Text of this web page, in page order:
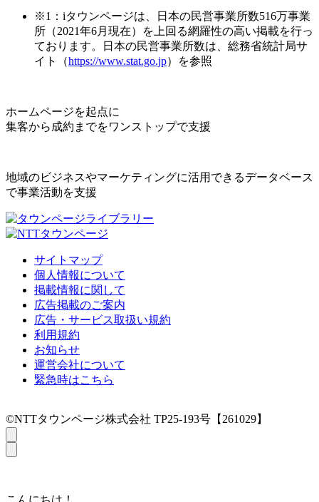
※1：iタウンページは、日本の民営事業所数516万事業
所（2021年6月現在）を上回る網羅性の高い掲載を行っ
ております。日本の民営事業所数は、総務省統計局サ
イト（https://www.stat.go.jp）を参照
ホームページを起点に
集客から成約までをワンストップで支援
地域のビジネスやマーケティングに活用できるデータベース
で事業活動を支援
サイトマップ
個人情報について
掲載情報に関して
広告掲載のご案内
広告・サービス取扱い規約
利用規約
お知らせ
運営会社について
緊急時はこちら
©NTTタウンページ株式会社 TP25-193号【261029】
こんにちは！